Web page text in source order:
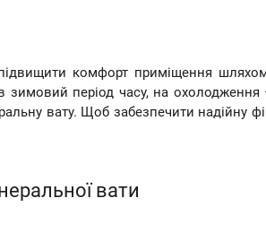
комфорт приміщення шляхом
період часу, на охолодження
вату. Щоб забезпечити надійну
вати